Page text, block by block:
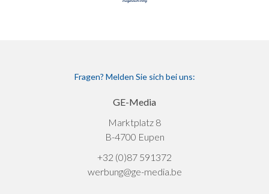
Fragen? Melden Sie sich bei uns:
GE-Media
Marktplatz 8
B-4700 Eupen
+32 (0)87 591372
werbung@ge-media.be